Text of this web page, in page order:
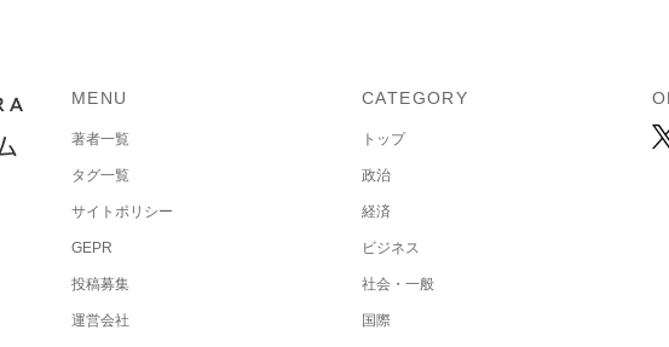
MENU
著者一覧
タグ一覧
サイトポリシー
GEPR
投稿募集
運営会社
CATEGORY
トップ
政治
経済
ビジネス
社会・一般
国際